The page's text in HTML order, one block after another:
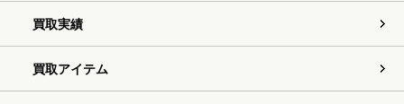
買取実績
買取アイテム